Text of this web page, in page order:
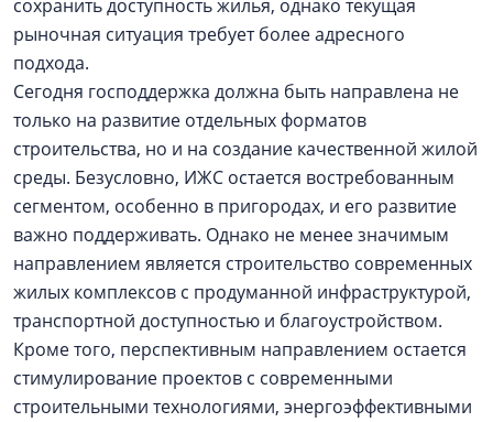
сохранить доступность жилья, однако текущая
рыночная ситуация требует более адресного
подхода.
Сегодня господдержка должна быть направлена не
только на развитие отдельных форматов
строительства, но и на создание качественной жилой
среды. Безусловно, ИЖС остается востребованным
сегментом, особенно в пригородах, и его развитие
важно поддерживать. Однако не менее значимым
направлением является строительство современных
жилых комплексов с продуманной инфраструктурой,
транспортной доступностью и благоустройством.
Кроме того, перспективным направлением остается
стимулирование проектов с современными
строительными технологиями, энергоэффективными